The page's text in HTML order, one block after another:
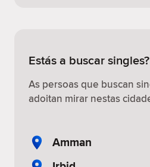
Estás a buscar
As persoas que buscan
adoitan mirar nestas
Amman